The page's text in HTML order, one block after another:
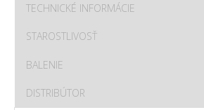
TECHNICKÉ INFORMÁCIE
STAROSTLIVOSŤ
BALENIE
DISTRIBÚTOR